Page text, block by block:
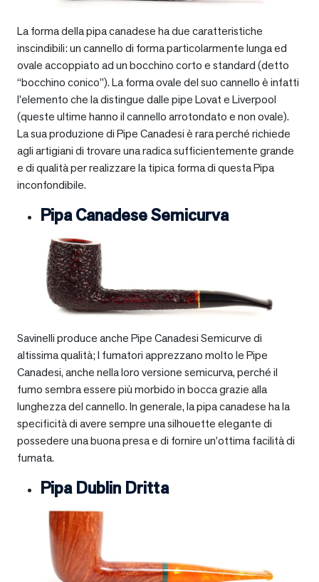
La forma della pipa canadese ha due caratteristiche
inscindibili: un cannello di forma particolarmente lunga ed
ovale accoppiato ad un bocchino corto e standard (detto
“bocchino conico”). La forma ovale del suo cannello è infatti
l’elemento che la distingue dalle pipe Lovat e Liverpool
(queste ultime hanno il cannello arrotondato e non ovale).
La sua produzione di Pipe Canadesi è rara perché richiede
agli artigiani di trovare una radica sufficientemente grande
e di qualità per realizzare la tipica forma di questa Pipa
inconfondibile.
Pipa Canadese Semicurva
Savinelli produce anche Pipe Canadesi Semicurve di
altissima qualità; I fumatori apprezzano molto le Pipe
Canadesi, anche nella loro versione semicurva, perché il
fumo sembra essere più morbido in bocca grazie alla
lunghezza del cannello. In generale, la pipa canadese ha la
specificità di avere sempre una silhouette elegante di
possedere una buona presa e di fornire un’ottima facilità di
fumata.
Pipa Dublin Dritta